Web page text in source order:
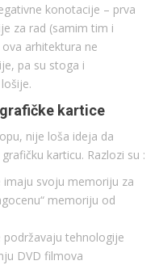
konotacije – prva
za rad (samim tim i
arhitektura ne
pa su stoga i
kartice
nije loša ideja da
karticu. Razlozi su :
imaju svoju memoriju za
memoriju od
podržavaju tehnologije
DVD filmova